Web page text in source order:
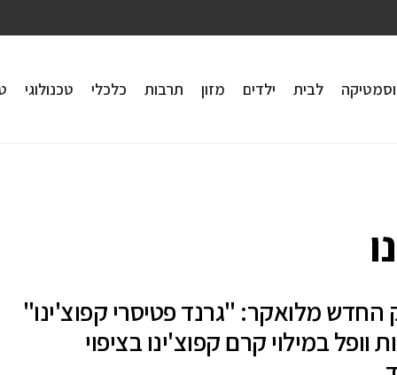
לבית ילדים מזון תרבות כלכלי טכנולוגי
החדש מלואקר: "גרנד פטיסרי קפוצ'ינו"
וופל במילוי קרם קפוצ'ינו בציפוי